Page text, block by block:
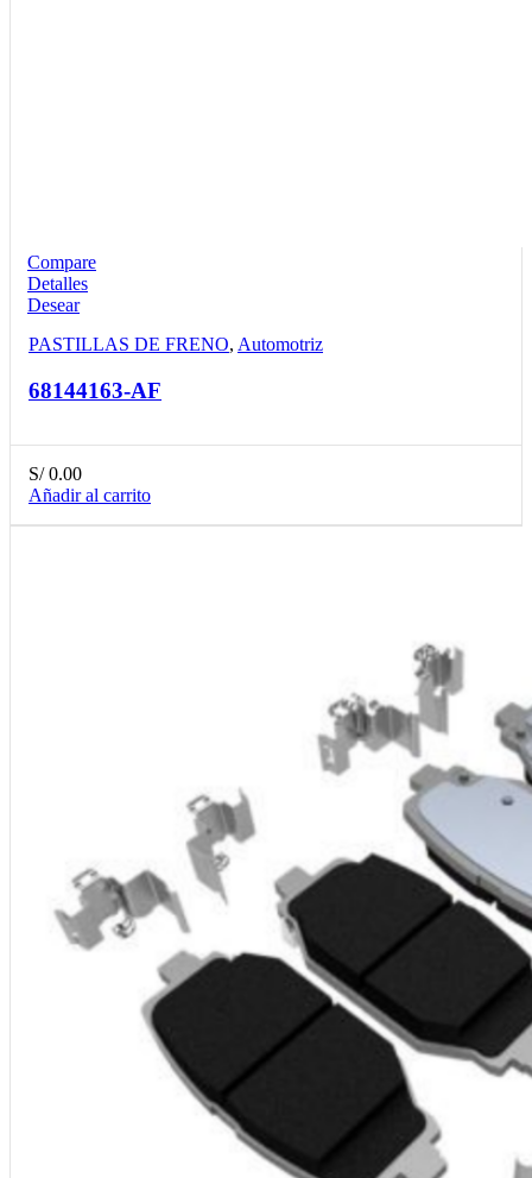
Compare
Detalles
Desear
PASTILLAS DE FRENO, Automotriz
68144163-AF
S/0.00
Añadir al carrito